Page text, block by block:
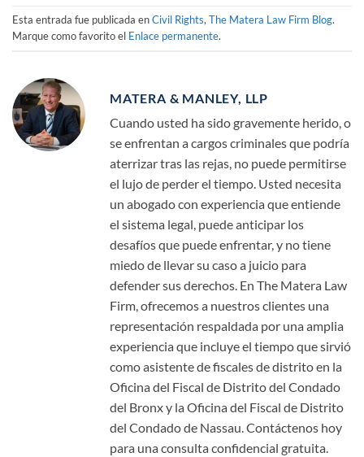
Esta entrada fue publicada enCivil Rights,The Matera Law Firm Blog.
Marque como favorito el Enlace permanente.
MATERA & MANLEY, LLP
Cuando usted ha sido gravemente herido, o
se enfrentan a cargos criminales que podría
aterrizar tras las rejas, no puede permitirse
el lujo de perder el tiempo. Usted necesita
un abogado con experiencia que entiende
el sistema legal, puede anticipar los
desafíos que puede enfrentar, y no tiene
miedo de llevar su caso a juicio para
defender sus derechos. En The Matera Law
Firm, ofrecemos a nuestros clientes una
representación respaldada por una amplia
experiencia que incluye el tiempo que sirvió
como asistente de fiscales de distrito en la
Oficina del Fiscal de Distrito del Condado
del Bronx y la Oficina del Fiscal de Distrito
del Condado de Nassau. Contáctenos hoy
para una consulta confidencial gratuita.